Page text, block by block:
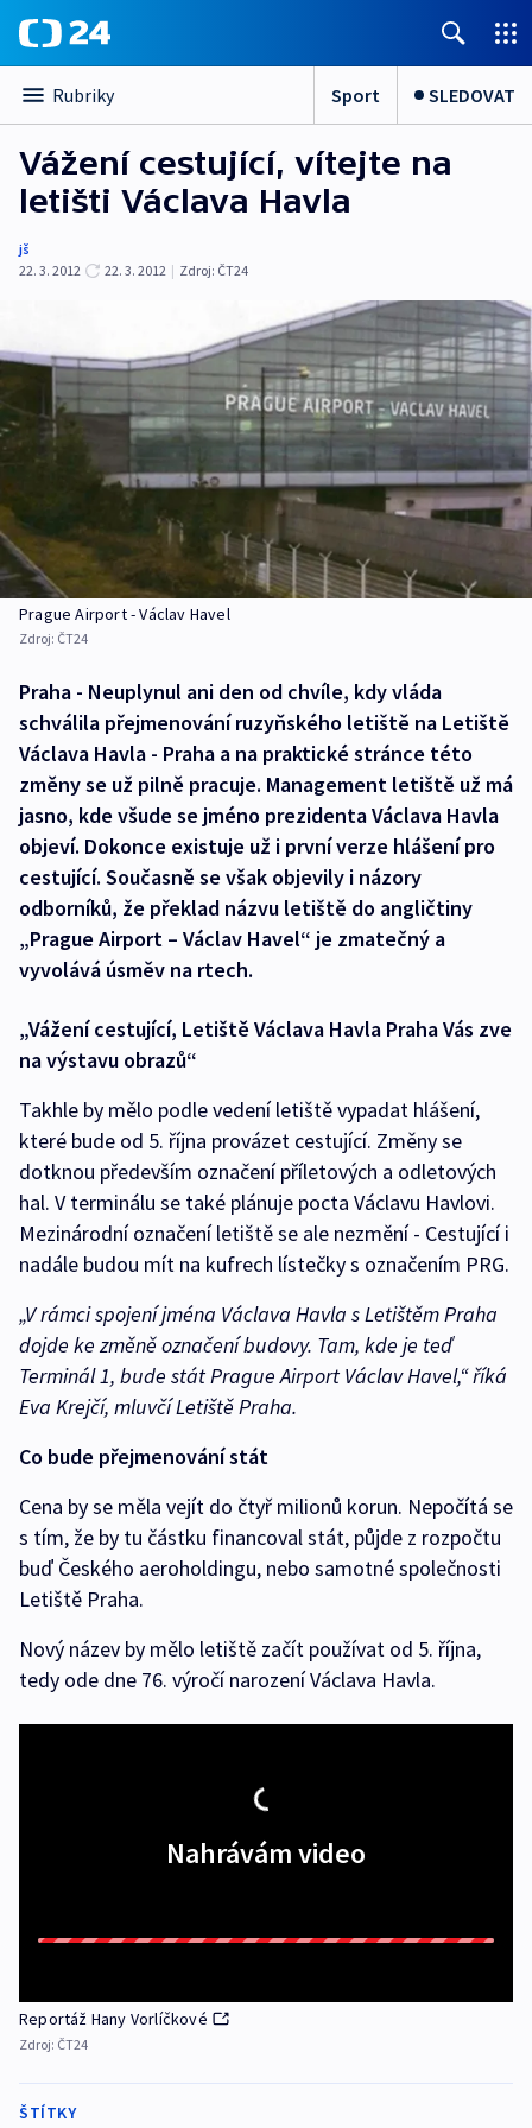
Rubriky Sport SLEDOVAT
Vážení cestující, vítejte na
letišti Václava Havla
jš
22. 3. 2012
22. 3. 2012 | Zdroj: ČT24
Prague Airport - Václav Havel
Zdroj: ČT24
Praha - Neuplynul ani den od chvíle, kdy vláda
schválila přejmenování ruzyňského letiště na Letiště
Václava Havla - Praha a na praktické stránce této
změny se už pilně pracuje. Management letiště už má
jasno, kde všude se jméno prezidenta Václava Havla
objeví. Dokonce existuje už i první verze hlášení pro
cestující. Současně se však objevily i názory
odborníků, že překlad názvu letiště do angličtiny
„Prague Airport – Václav Havel“ je zmatečný a
vyvolává úsměv na rtech.
„Vážení cestující, Letiště Václava Havla Praha Vás zve
na výstavu obrazů“
Takhle by mělo podle vedení letiště vypadat hlášení,
které bude od 5. října provázet cestující. Změny se
dotknou především označení příletových a odletových
hal. V terminálu se také plánuje pocta Václavu Havlovi.
Mezinárodní označení letiště se ale nezmění - Cestující i
nadále budou mít na kufrech lístečky s označením PRG.
„V rámci spojení jména Václava Havla s Letištěm Praha
dojde ke změně označení budovy. Tam, kde je teď
Terminál 1, bude stát Prague Airport Václav Havel,“ říká
Eva Krejčí, mluvčí Letiště Praha.
Co bude přejmenování stát
Cena by se měla vejít do čtyř milionů korun. Nepočítá se
s tím, že by tu částku financoval stát, půjde z rozpočtu
buď Českého aeroholdingu, nebo samotné společnosti
Letiště Praha.
Nový název by mělo letiště začít používat od 5. října,
tedy ode dne 76. výročí narození Václava Havla.
Nahrávám video
Reportáž Hany Vorlíčkové
Zdroj: ČT24
ŠTÍTKY